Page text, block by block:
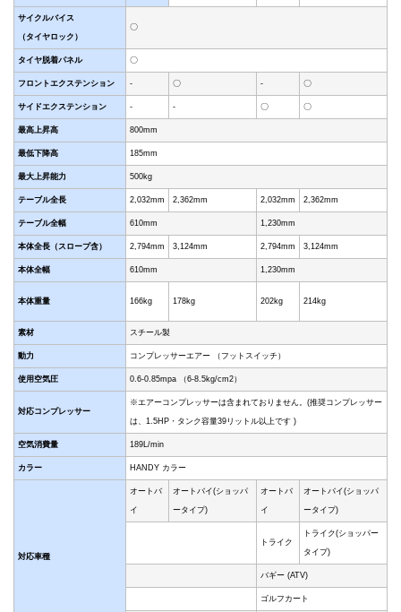
サイクルバイス
（タイヤロック）
〇
タイヤ脱着パネル 〇
フロントエクステンション - 〇 - 〇
サイドエクステンション - - 〇 〇
最高上昇高 800mm
最低下降高 185mm
最大上昇能力 500kg
テーブル全長 2,032mm 2,362mm 2,032mm 2,362mm
テーブル全幅 610mm 1,230mm
本体全長（スロープ含） 2,794mm 3,124mm 2,794mm 3,124mm
本体全幅 610mm 1,230mm
本体重量 166kg 178kg 202kg 214kg
素材 スチール製
動力 コンプレッサーエアー （フットスイッチ）
使用空気圧 0.6-0.85mpa （6-8.5kg/cm2）
対応コンプレッサー
※エアーコンプレッサーは含まれておりません。(推奨コンプレッサー
は、1.5HP・タンク容量39リットル以上です )
空気消費量 189L/min
カラー HANDY カラー
対応車種
オートバ
イ
オートバイ(ショッパ
ータイプ)
オートバ
イ
オートバイ(ショッパ
ータイプ)
トライク
トライク(ショッパー
タイプ)
バギー (ATV)
ゴルフカート